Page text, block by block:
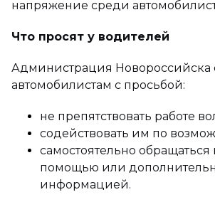
напряжение среди
Что просят у водителей
Администрация Новороссийска
автомобилистам с просьбой:
не препятствовать работе
содействовать им по
самостоятельно обращаться
помощью или
информацией.